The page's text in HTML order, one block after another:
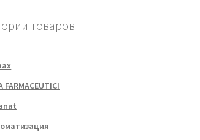
товаров
FARMACEUTICI